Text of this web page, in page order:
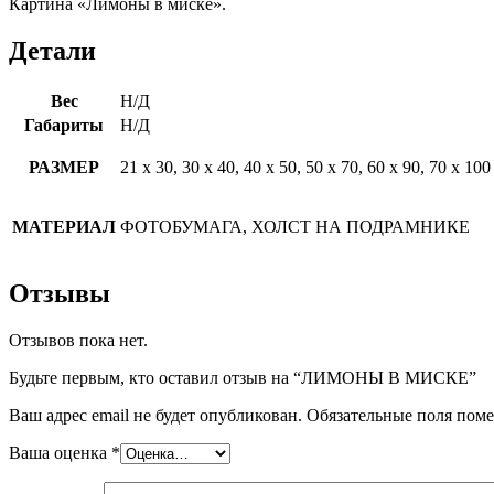
Детали
Вес
Н/Д
Габариты
Н/Д
РАЗМЕР 21 х 30, 30 х 40, 40 х 50, 50 х 70, 60 х 90, 70 х 100
МАТЕРИАЛ ФОТОБУМАГА, ХОЛСТ НА ПОДРАМНИКЕ
Отзывы
Отзывов пока нет.
Будьте первым, кто оставил отзыв на “ЛИМОНЫ В МИСКЕ”
Ваш адрес email не будет опубликован. Обязательные поля
Ваша оценка *